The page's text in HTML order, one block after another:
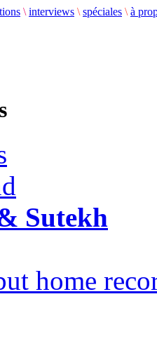
\ interviews \ spéciales \ à
Sutekh
home